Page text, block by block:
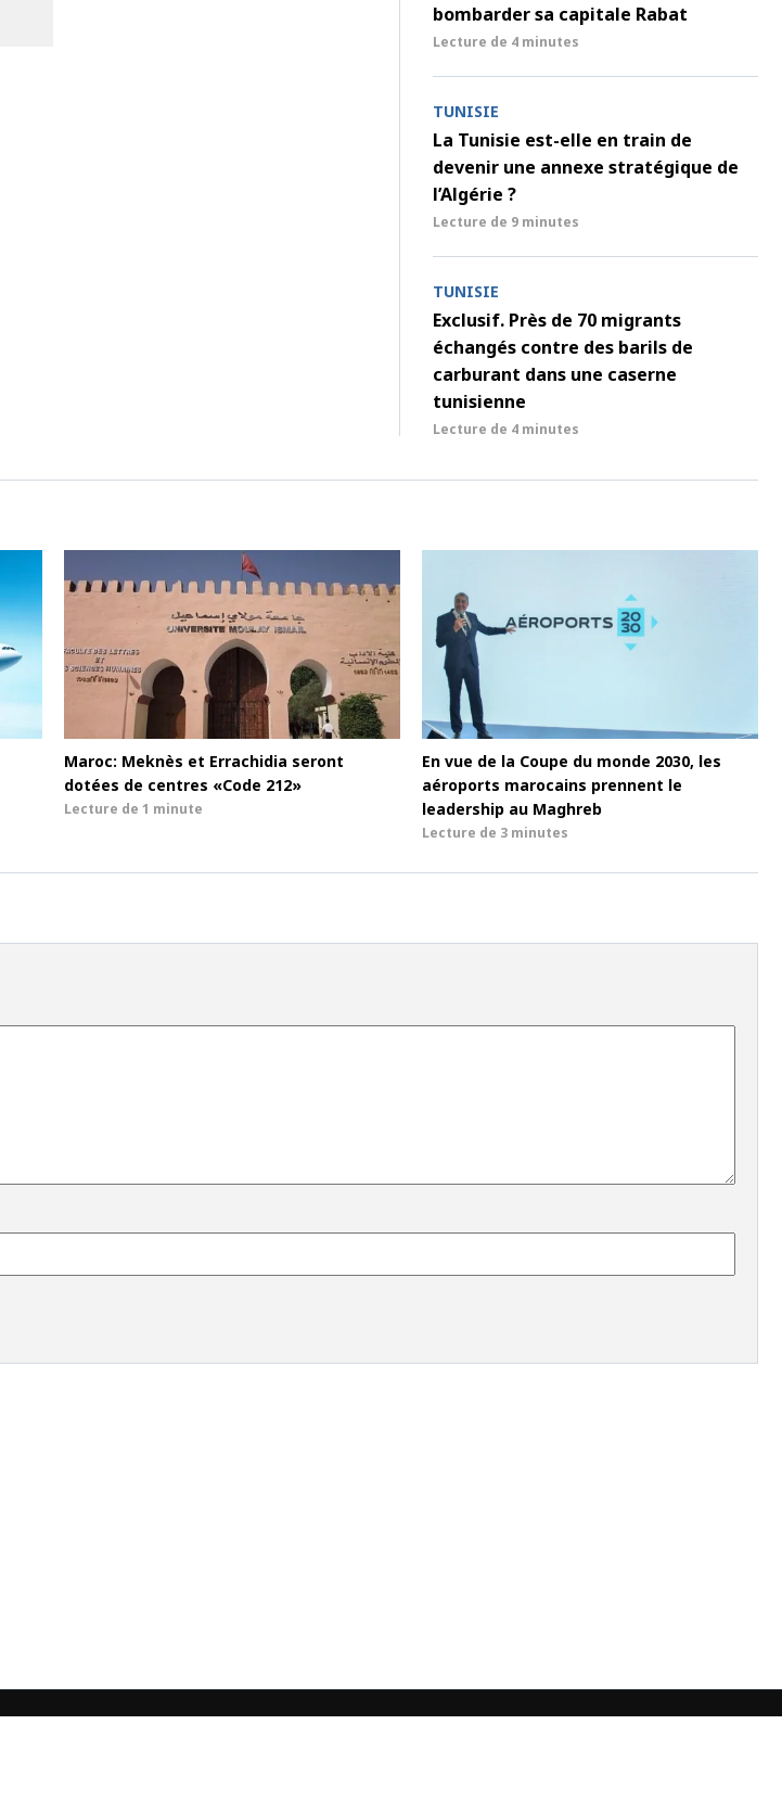
bombarder sa capitale Rabat
Lecture de 4 minutes
TUNISIE
La Tunisie est-elle en train de
devenir une annexe stratégique de
l’Algérie ?
Lecture de 9 minutes
TUNISIE
Exclusif. Près de 70 migrants
échangés contre des barils de
carburant dans une caserne
tunisienne
Lecture de 4 minutes
Maroc: Meknès et Errachidia seront
dotées de centres «Code 212»
Lecture de 1 minute
En vue de la Coupe du monde 2030, les
aéroports marocains prennent le
leadership au Maghreb
Lecture de 3 minutes